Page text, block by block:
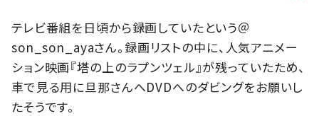
テレビ番組を日頃から録画していたという＠
son_son_ayaさん。録画リストの中に、人気アニメー
ション映画『塔の上のラプンツェル』が残っていたため、
車で見る用に旦那さんへDVDへのダビングをお願いし
たそうです。